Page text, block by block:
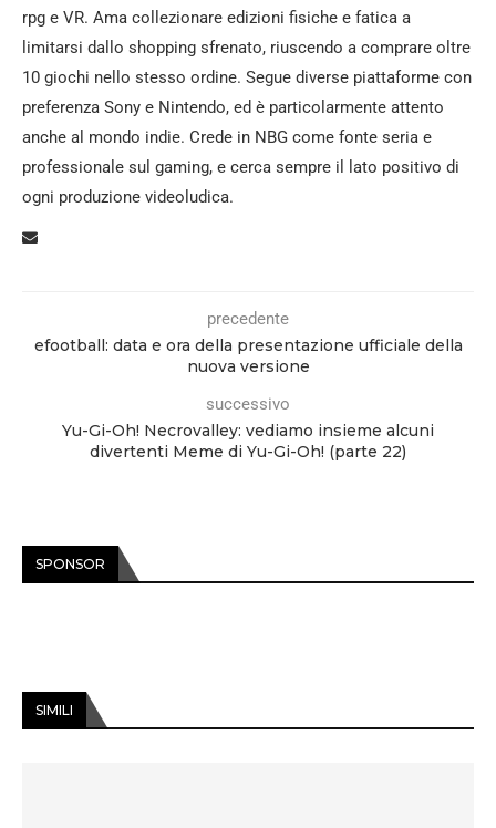
rpg e VR. Ama collezionare edizioni fisiche e fatica a
limitarsi dallo shopping sfrenato, riuscendo a comprare oltre
10 giochi nello stesso ordine. Segue diverse piattaforme con
preferenza Sony e Nintendo, ed è particolarmente attento
anche al mondo indie. Crede in NBG come fonte seria e
professionale sul gaming, e cerca sempre il lato positivo di
ogni produzione videoludica.
precedente
efootball: data e ora della presentazione ufficiale della
nuova versione
successivo
Yu-Gi-Oh! Necrovalley: vediamo insieme alcuni
divertenti Meme di Yu-Gi-Oh! (parte 22)
SPONSOR
SIMILI